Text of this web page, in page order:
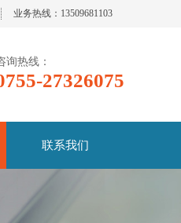
业务热线：13509681103
询热线：
27326075
联系我们